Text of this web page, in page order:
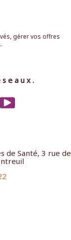
gérer vos offres
de Santé, 3 rue de